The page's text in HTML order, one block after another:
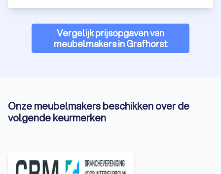
van designmeubels die uniek en persoonlijk zijn.
Vergelijk prijsopgaven van
meubelmakers in Grafhorst
Onze meubelmakers beschikken over de
volgende keurmerken